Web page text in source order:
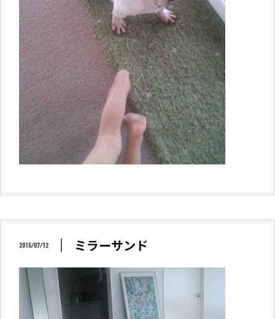
2015/07/12 ミラーサンド